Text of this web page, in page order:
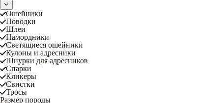
Ошейники
Поводки
Шлеи
Намордники
Светящиеся ошейники
Кулоны и адресники
Шнурки для адресников
Спарки
Кликеры
Свистки
Тросы
Размер породы